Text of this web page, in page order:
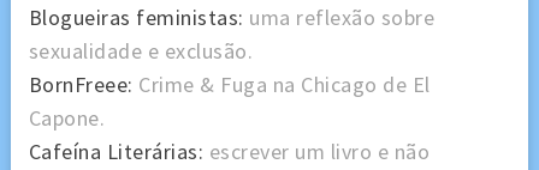
Blogueiras feministas: uma reflexão sobre
sexualidade e exclusão.
BornFreee: Crime & Fuga na Chicago de El
Capone.
Cafeína Literárias: escrever um livro e não